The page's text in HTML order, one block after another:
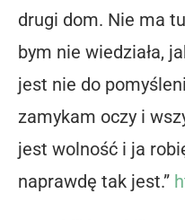
drugi dom. Nie ma
bym nie wiedziała,
jest nie do
zamykam oczy i
jest wolność i ja
naprawdę tak jest.”